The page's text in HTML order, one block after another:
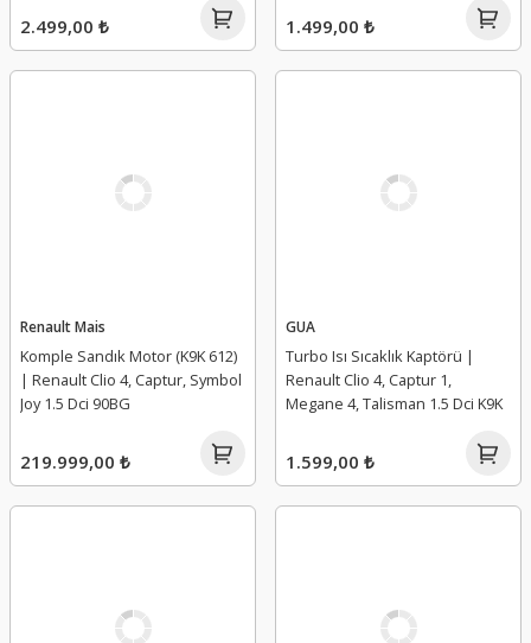
2.499,00 ₺ 1.499,00 ₺
Renault Mais
Komple Sandık Motor (K9K 612)
| Renault Clio 4, Captur, Symbol
Joy 1.5 Dci 90BG
219.999,00 ₺
GUA
Turbo Isı Sıcaklık Kaptörü |
Renault Clio 4, Captur 1,
Megane 4, Talisman 1.5 Dci K9K
1.599,00 ₺